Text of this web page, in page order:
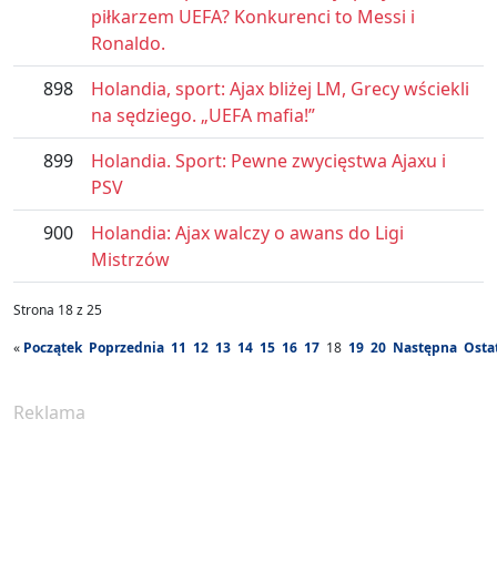
piłkarzem UEFA? Konkurenci to Messi i
Ronaldo.
898
Holandia, sport: Ajax bliżej LM, Grecy wściekli
na sędziego. „UEFA mafia!”
899
Holandia. Sport: Pewne zwycięstwa Ajaxu i
PSV
900
Holandia: Ajax walczy o awans do Ligi
Mistrzów
Strona 18 z 25
« Początek Poprzednia 11 12 13 14 15 16 17 18 19 20 Następna
Reklama